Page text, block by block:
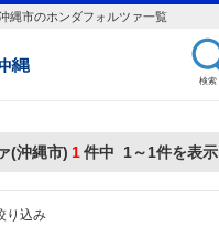
縄市のホンダフォルツァ一覧
検索
(沖縄市) 1件中 1～1件を表示
り込み